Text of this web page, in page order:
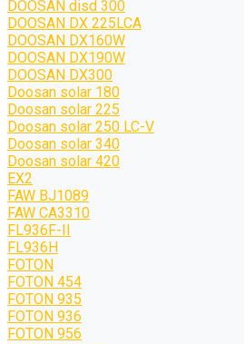
DOOSAN disd 300
DOOSAN DX 225LCA
DOOSAN DX160W
DOOSAN DX190W
DOOSAN DX300
Doosan solar 180
Doosan solar 225
Doosan solar 250 LC-V
Doosan solar 340
Doosan solar 420
EX2
FAW BJ1089
FAW CA3310
FL936F-II
FL936H
FOTON
FOTON 454
FOTON 935
FOTON 936
FOTON 956